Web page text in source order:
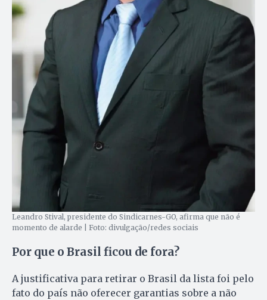
Leandro Stival, presidente do Sindicarnes-GO, afirma que não é
momento de alarde | Foto: divulgação/redes sociais
Por que o Brasil ficou de fora?
A justificativa para retirar o Brasil da lista foi pelo
fato do país não oferecer garantias sobre a não